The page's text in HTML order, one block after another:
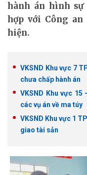
hành án hình
hợp với Công
hiện.
VKSND Khu vực 7
chưa chấp hành án
VKSND Khu vực
các vụ án về ma túy
VKSND Khu vực 1
giao tài sản